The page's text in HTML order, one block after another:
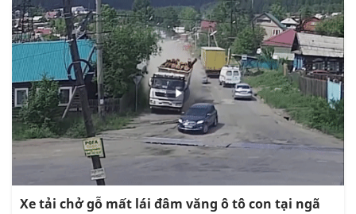
Xe tải chở gỗ mất lái đâm văng ô tô con tại ngã